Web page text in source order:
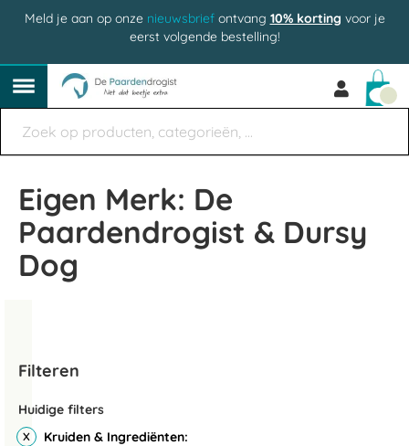
Meld je aan op onze nieuwsbriefontvang 10% korting voor je
eerst volgende bestelling!
Eigen Merk: De
Paardendrogist & Dursy
Dog
Filteren
Huidige filters
Kruiden & Ingrediënten